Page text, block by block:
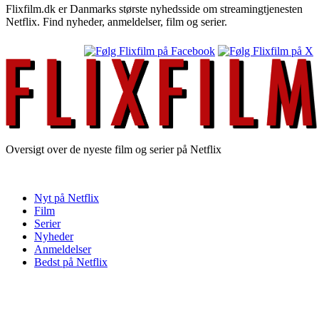
Flixfilm.dk er Danmarks største nyhedsside om streamingtjenesten
Netflix. Find nyheder, anmeldelser, film og serier.
Oversigt over de nyeste film og serier på Netflix
Nyt på Netflix
Film
Serier
Nyheder
Anmeldelser
Bedst på Netflix